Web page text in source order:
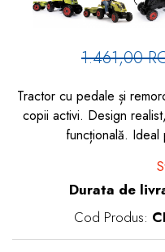
dopuri de urechi
1.461,00
Tractor cu pedale și
copii activi. Design
funcțională.
Durata de
Cod Produs: